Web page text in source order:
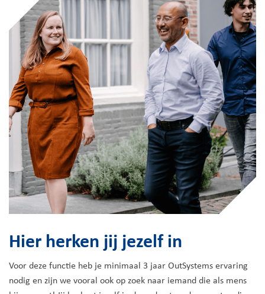
Hier herken jij jezelf in
Voor deze functie heb je minimaal 3 jaar OutSystems ervaring
nodig en zijn we vooral ook op zoek naar iemand die als mens